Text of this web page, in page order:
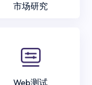
市场研究
Web测试